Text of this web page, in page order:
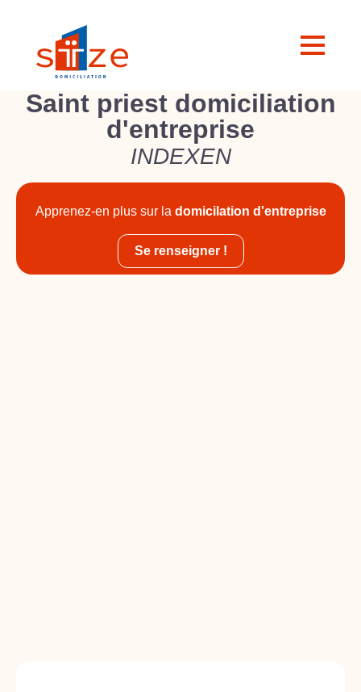
Saint priest domiciliation
d'entreprise
INDEXEN
Apprenez-en plus sur la domicilation d'entreprise
Se renseigner !